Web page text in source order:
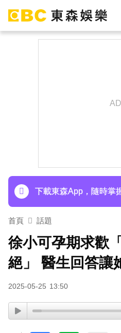
下載東森App，隨時掌
首頁 話題
徐小可孕期求歡
絕」 醫生回答讓
2025-05-25 13:50